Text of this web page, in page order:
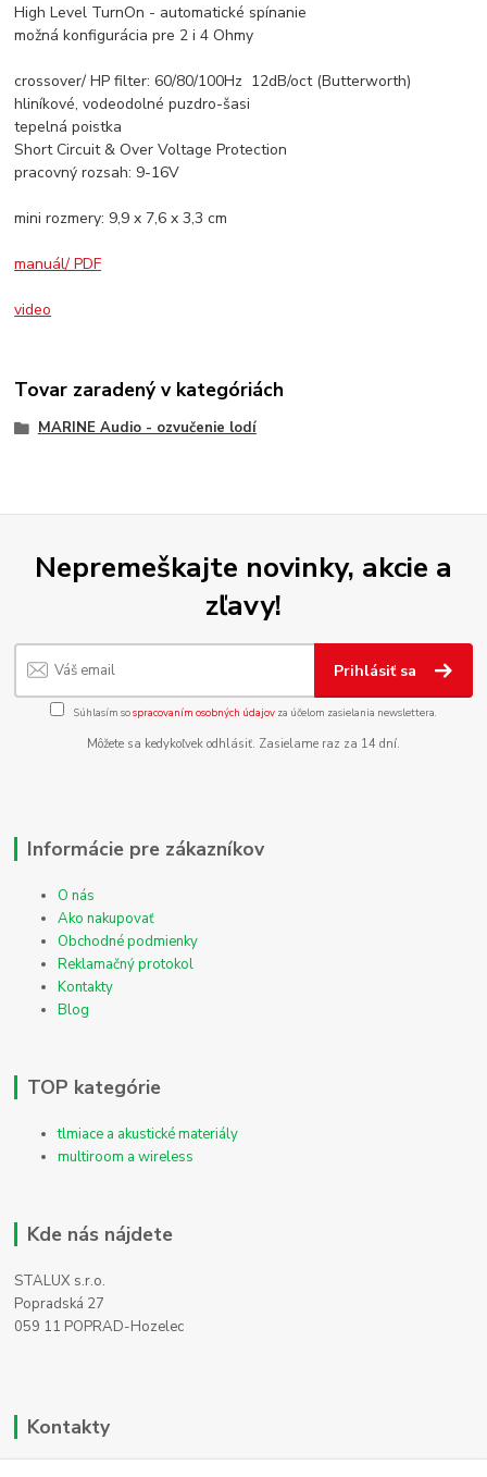
High Level TurnOn - automatické spínanie
možná konfigurácia pre 2 i 4 Ohmy
crossover/ HP filter: 60/80/100Hz 12dB/oct (Butterworth)
hliníkové, vodeodolné puzdro-šasi
tepelná poistka
Short Circuit & Over Voltage Protection
pracovný rozsah: 9-16V
mini rozmery: 9,9 x 7,6 x 3,3 cm
manuál/ PDF
video
Tovar zaradený v kategóriách
MARINE Audio - ozvučenie lodí
Nepremeškajte novinky, akcie a
zľavy!
Prihlásiť sa
Súhlasím sospracovaním osobných údajov za účelom zasielania newslettera.
Môžete sa kedykoľvek odhlásiť. Zasielame raz za 14 dní.
Informácie pre zákazníkov
O nás
Ako nakupovať
Obchodné podmienky
Reklamačný protokol
Kontakty
Blog
TOP kategórie
tlmiace a akustické materiály
multiroom a wireless
Kde nás nájdete
STALUX s.r.o.
Popradská 27
059 11 POPRAD-Hozelec
Kontakty